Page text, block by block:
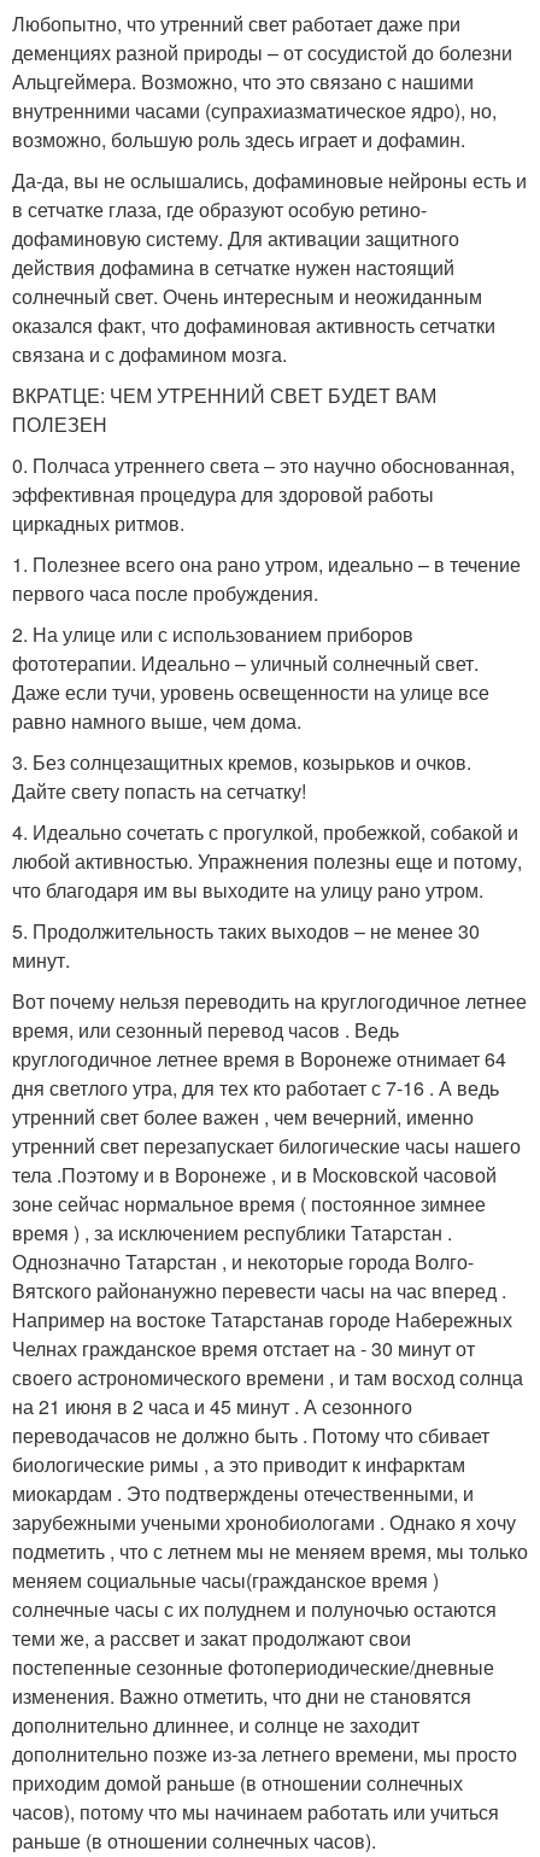
Любопытно, что утренний свет работает даже при
деменциях разной природы – от сосудистой до болезни
Альцгеймера. Возможно, что это связано с нашими
внутренними часами (супрахиазматическое ядро), но,
возможно, большую роль здесь играет и дофамин.
Да-да, вы не ослышались, дофаминовые нейроны есть и
в сетчатке глаза, где образуют особую ретино-
дофаминовую систему. Для активации защитного
действия дофамина в сетчатке нужен настоящий
солнечный свет. Очень интересным и неожиданным
оказался факт, что дофаминовая активность сетчатки
связана и с дофамином мозга.
ВКРАТЦЕ: ЧЕМ УТРЕННИЙ СВЕТ БУДЕТ ВАМ
ПОЛЕЗЕН
0. Полчаса утреннего света – это научно обоснованная,
эффективная процедура для здоровой работы
циркадных ритмов.
1. Полезнее всего она рано утром, идеально – в течение
первого часа после пробуждения.
2. На улице или с использованием приборов
фототерапии. Идеально – уличный солнечный свет.
Даже если тучи, уровень освещенности на улице все
равно намного выше, чем дома.
3. Без солнцезащитных кремов, козырьков и очков.
Дайте свету попасть на сетчатку!
4. Идеально сочетать с прогулкой, пробежкой, собакой и
любой активностью. Упражнения полезны еще и потому,
что благодаря им вы выходите на улицу рано утром.
5. Продолжительность таких выходов – не менее 30
минут.
Вот почему нельзя переводить на круглогодичное летнее
время, или сезонный перевод часов . Ведь
круглогодичное летнее время в Воронеже отнимает 64
дня светлого утра, для тех кто работает с 7-16 . А ведь
утренний свет более важен , чем вечерний, именно
утренний свет перезапускает билогические часы нашего
тела .Поэтому и в Воронеже , и в Московской часовой
зоне сейчас нормальное время ( постоянное зимнее
время ) , за исключением республики Татарстан .
Однозначно Татарстан , и некоторые города Волго-
Вятского районанужно перевести часы на час вперед .
Например на востоке Татарстанав городе Набережных
Челнах гражданское время отстает на - 30 минут от
своего астрономического времени , и там восход солнца
на 21 июня в 2 часа и 45 минут . А сезонного
переводачасов не должно быть . Потому что сбивает
биологические римы , а это приводит к инфарктам
миокардам . Это подтверждены отечественными, и
зарубежными учеными хронобиологами . Однако я хочу
подметить , что с летнем мы не меняем время, мы только
меняем социальные часы(гражданское время )
солнечные часы с их полуднем и полуночью остаются
теми же, а рассвет и закат продолжают свои
постепенные сезонные фотопериодические/дневные
изменения. Важно отметить, что дни не становятся
дополнительно длиннее, и солнце не заходит
дополнительно позже из-за летнего времени, мы просто
приходим домой раньше (в отношении солнечных
часов), потому что мы начинаем работать или учиться
раньше (в отношении солнечных часов).